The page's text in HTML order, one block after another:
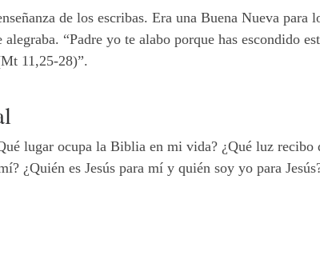
de los escribas. Era una Buena Nueva
“Padre yo te alabo porque has escondido
11,25-28)”.
lugar ocupa la Biblia en mi vida? ¿Qué luz recibo
¿Quién es Jesús para mí y quién soy yo para